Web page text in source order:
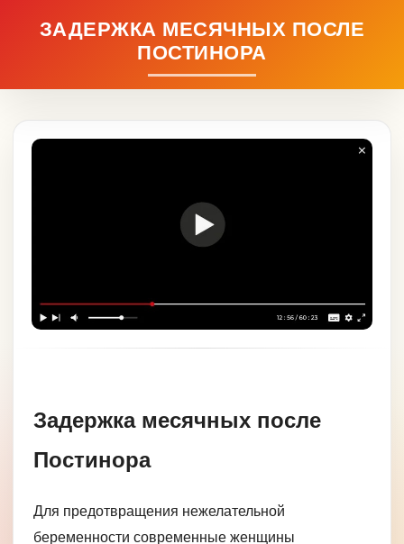
ЗАДЕРЖКА МЕСЯЧНЫХ ПОСЛЕ
ПОСТИНОРА
Задержка месячных после
Постинора
Для предотвращения нежелательной
беременности современные женщины